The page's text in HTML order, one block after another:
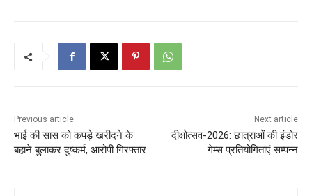
Previous article
भाई की सास को कपड़े खरीदने के
बहाने बुलाकर दुष्कर्म, आरोपी गिरफ्तार
Next article
दीक्षोत्सव-2026: छात्राओं की इंडोर
गेम्स प्रतियोगिताएं सम्पन्न